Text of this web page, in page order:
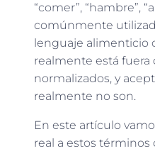
“comer”, “hambre”,
comúnmente
lenguaje alimenticio
realmente está fuera
normalizados, y
realmente no son.
En este artículo
real a estos